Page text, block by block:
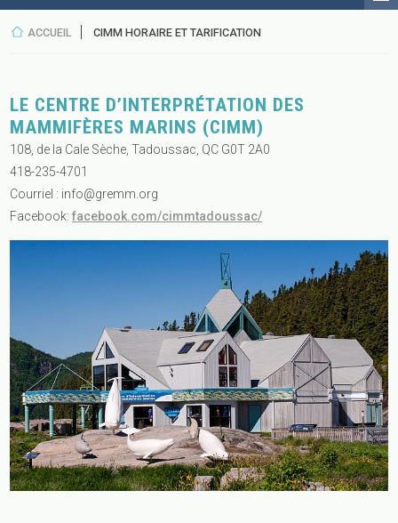
ACCUEIL CIMM HORAIRE ET TARIFICATION
LE CENTRE D’INTERPRÉTATION DES
MAMMIFÈRES MARINS (CIMM)
108, de la Cale Sèche, Tadoussac, QC G0T 2A0
418-235-4701
Courriel : info@gremm.org
Facebook:facebook.com/cimmtadoussac/